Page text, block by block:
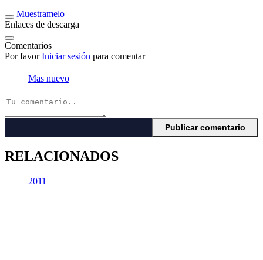
Muestramelo
Enlaces de descarga
Comentarios
Por favorIniciar sesión para comentar
Mas nuevo
RELACIONADOS
2011